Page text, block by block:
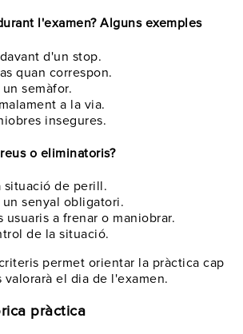
l'examen? Alguns exemples
d'un stop.
quan correspon.
semàfor.
a la via.
insegures.
o eliminatoris?
situació de perill.
senyal obligatori.
usuaris a frenar o maniobrar.
de la situació.
permet orientar la pràctica cap
el dia de l'examen.
pràctica